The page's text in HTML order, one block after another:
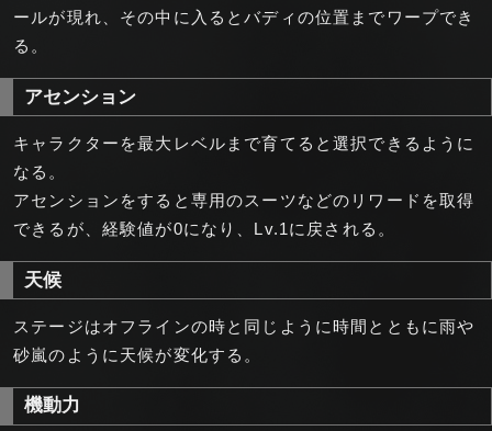
ールが現れ、その中に入るとバディの位置までワープでき
る。
アセンション
キャラクターを最大レベルまで育てると選択できるように
なる。
アセンションをすると専用のスーツなどのリワードを取得
できるが、経験値が0になり、Lv.1に戻される。
天候
ステージはオフラインの時と同じように時間とともに雨や
砂嵐のように天候が変化する。
機動力